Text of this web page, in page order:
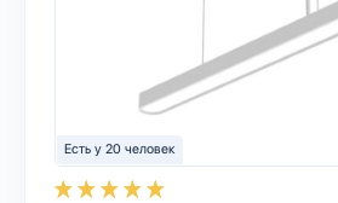
Есть у 20 человек